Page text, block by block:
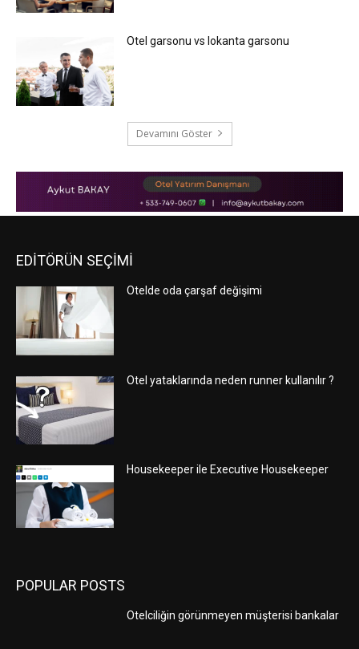
Otel garsonu vs lokanta garsonu
Devamını Göster
EDİTÖRÜN SEÇİMİ
Otelde oda çarşaf değişimi
Otel yataklarında neden runner kullanılır ?
Housekeeper ile Executive Housekeeper
POPULAR POSTS
Otelciliğin görünmeyen müşterisi bankalar